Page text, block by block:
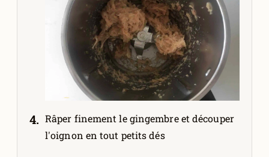
Râper finement le gingembre et découper
l'oignon en tout petits dés